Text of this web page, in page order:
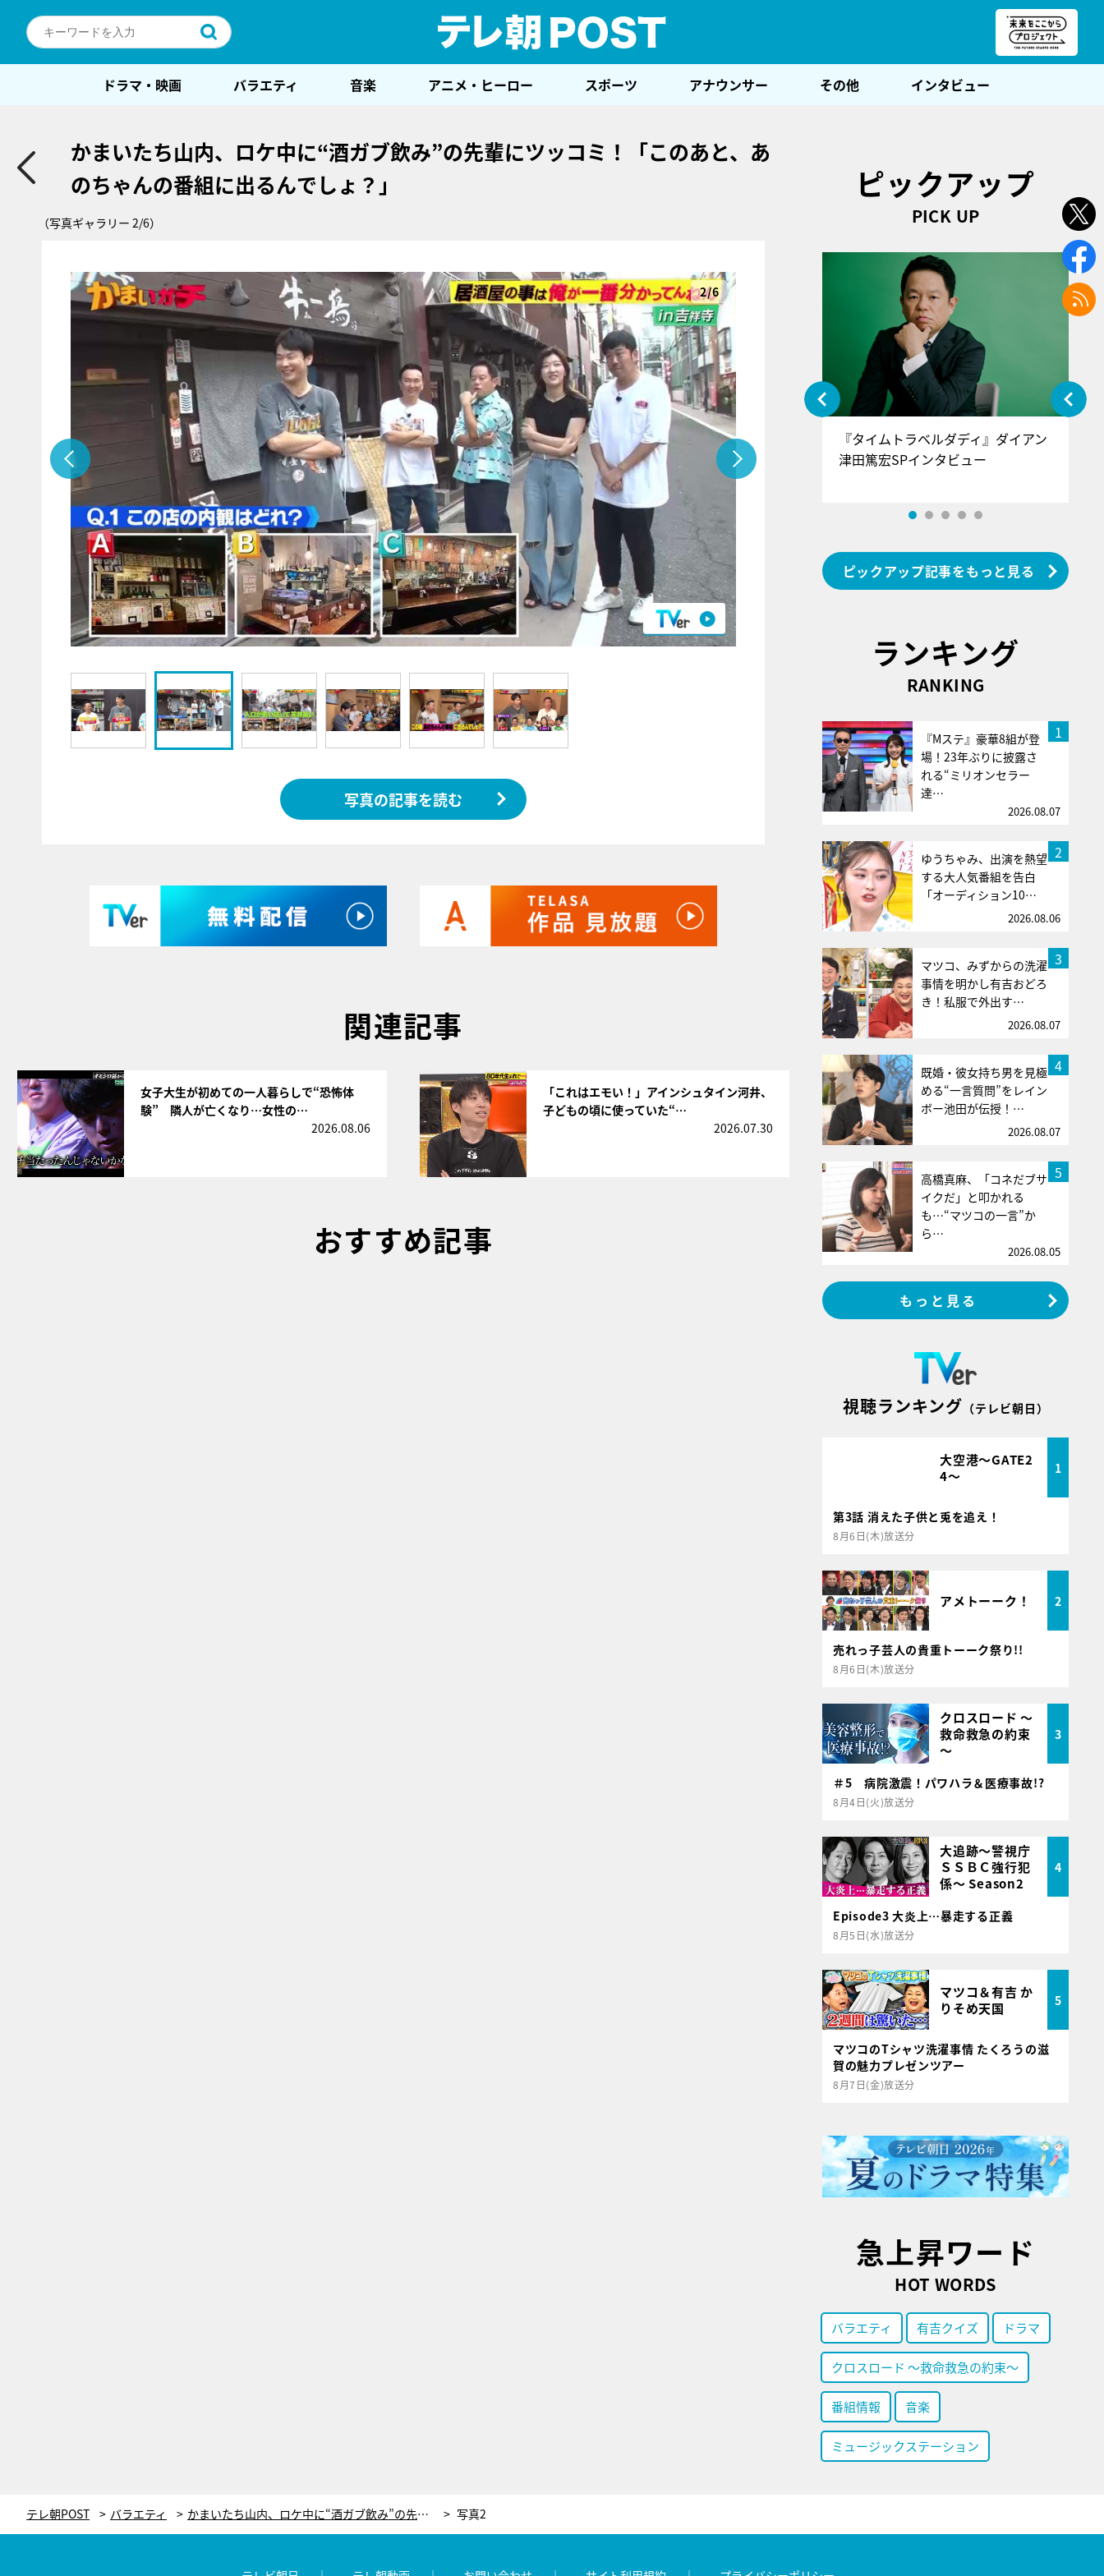
ドラマ・映画 バラエティ 音楽 アニメ・ヒーロー スポーツ アナウンサー その他 インタビュー
かまいたち山内、ロケ中に“酒ガブ飲み”の先輩にツッコミ！「このあと、あ
のちゃんの番組に出るんでしょ？」
（写真ギャラリー 2/6）
2/6
写真の記事を読む
関連記事
女子大生が初めての一人暮らしで“恐怖体
験” 隣人が亡くなり…女性の…
2026.08.06
「これはエモい！」アインシュタイン河井、
子どもの頃に使っていた“…
2026.07.30
おすすめ記事
ピックアップ
PICK UP
『アイ＝ラブ！げーみんぐ』＝LOV
E齋藤樹愛羅＆佐々木舞香SPインタ
ビュー
『タイムトラベルダディ』ダイアン
津田篤宏SPインタビュー
ピックアップ記事をもっと見る
ランキング
RANKING
1
『Mステ』豪華8組が登
場！23年ぶりに披露さ
れる“ミリオンセラー
達…
2026.08.07
2
ゆうちゃみ、出演を熱望
する大人気番組を告白
「オーディション10…
2026.08.06
3
マツコ、みずからの洗濯
事情を明かし有吉おどろ
き！私服で外出す…
2026.08.07
4
既婚・彼女持ち男を見極
める“一言質問”をレイン
ボー池田が伝授！…
2026.08.07
5
高橋真麻、「コネだブサ
イクだ」と叩かれる
も…“マツコの一言”か
ら…
2026.08.05
もっと見る
視聴ランキング （テレビ朝日）
大空港～GATE2
4～
1
第3話 消えた子供と兎を追え！
8月6日(木)放送分
アメトーーク！ 2
売れっ子芸人の貴重トーーク祭り!!
8月6日(木)放送分
クロスロード ～
救命救急の約束
～
3
＃5 病院激震！パワハラ＆医療事故!?
8月4日(火)放送分
大追跡～警視庁
ＳＳＢＣ強行犯
係～ Season2
4
Episode3 大炎上…暴走する正義
8月5日(水)放送分
マツコ＆有吉 か
りそめ天国
5
マツコのTシャツ洗濯事情 たくろうの滋
賀の魅力プレゼンツアー
8月7日(金)放送分
急上昇ワード
HOT WORDS
バラエティ 有吉クイズ ドラマ
クロスロード ～救命救急の約束～
番組情報 音楽
ミュージックステーション
テレ朝POST バラエティ かまいたち山内、ロケ中に“酒ガブ飲み”の先輩にツッコミ！「このあと、あのちゃんの番組に出るんでしょ？」 写真2